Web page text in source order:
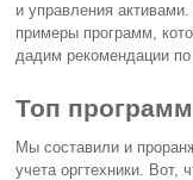
и управления
примеры программ,
дадим рекомендации
Топ программ
Мы составили и
учета оргтехники. Вот,